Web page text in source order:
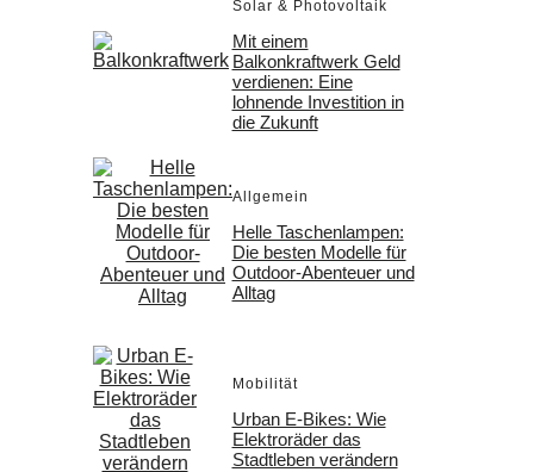
Solar & Photovoltaik
Mit einem
Balkonkraftwerk Geld
verdienen: Eine
lohnende Investition in
die Zukunft
Allgemein
Helle Taschenlampen:
Die besten Modelle für
Outdoor-Abenteuer und
Alltag
Mobilität
Urban E-Bikes: Wie
Elektroräder das
Stadtleben verändern